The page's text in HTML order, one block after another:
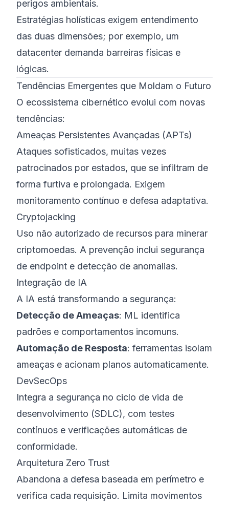
perigos ambientais.
Estratégias holísticas exigem entendimento
das duas dimensões; por exemplo, um
datacenter demanda barreiras físicas e
lógicas.
Tendências Emergentes que Moldam o Futuro
O ecossistema cibernético evolui com novas
tendências:
Ameaças Persistentes Avançadas (APTs)
Ataques sofisticados, muitas vezes
patrocinados por estados, que se infiltram de
forma furtiva e prolongada. Exigem
monitoramento contínuo e defesa adaptativa.
Cryptojacking
Uso não autorizado de recursos para minerar
criptomoedas. A prevenção inclui segurança
de endpoint e detecção de anomalias.
Integração de IA
A IA está transformando a segurança:
Detecção de Ameaças: ML identifica
padrões e comportamentos incomuns.
Automação de Resposta: ferramentas isolam
ameaças e acionam planos automaticamente.
DevSecOps
Integra a segurança no ciclo de vida de
desenvolvimento (SDLC), com testes
contínuos e verificações automáticas de
conformidade.
Arquitetura Zero Trust
Abandona a defesa baseada em perímetro e
verifica cada requisição. Limita movimentos